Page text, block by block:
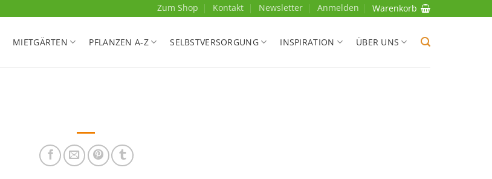
Zum Shop Kontakt Newsletter Anmelden Warenkorb
MIETGÄRTEN PFLANZEN A-Z SELBSTVERSORGUNG INSPIRATION ÜBER UNS